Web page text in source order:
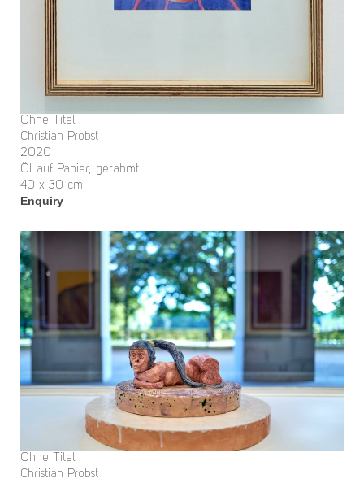
Ohne Titel
Christian Probst
2020
Öl auf Papier, gerahmt
40 x 30 cm
Enquiry
Ohne Titel
Christian Probst